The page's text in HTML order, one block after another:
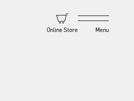
Online Store